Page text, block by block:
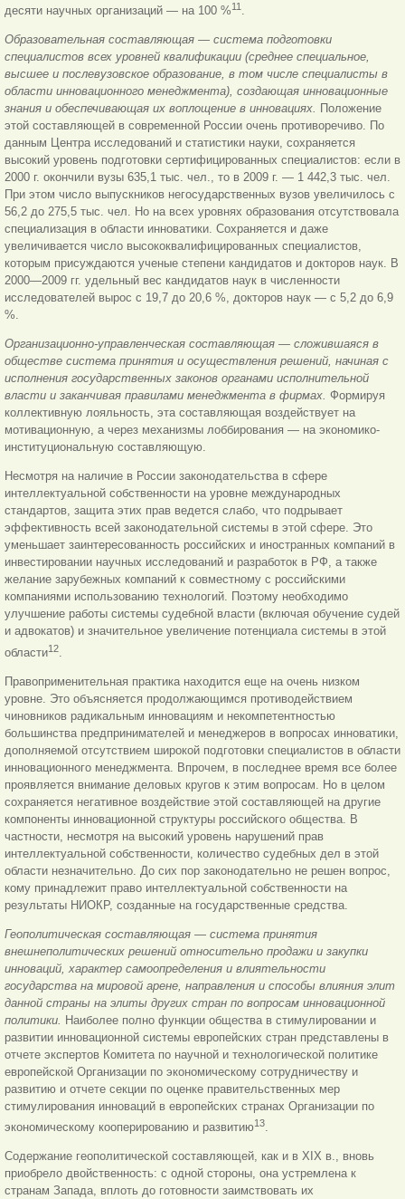
десяти научных организаций — на 100 %11 .
Образовательная составляющая — система подготовки
специалистов всех уровней квалификации (среднее специальное,
высшее и послевузовское образование, в том числе специалисты в
области инновационного менеджмента), создающая инновационные
знания и обеспечивающая их воплощение в инновациях. Положение
этой составляющей в современной России очень противоречиво. По
данным Центра исследований и статистики науки, сохраняется
высокий уровень подготовки сертифицированных специалистов: если в
2000 г. окончили вузы 635,1 тыс. чел., то в 2009 г. — 1 442,3 тыс. чел.
При этом число выпускников негосударственных вузов увеличилось с
56,2 до 275,5 тыс. чел. Но на всех уровнях образования отсутствовала
специализация в области инноватики. Сохраняется и даже
увеличивается число высококвалифицированных специалистов,
которым присуждаются ученые степени кандидатов и докторов наук. В
2000—2009 гг. удельный вес кандидатов наук в численности
исследователей вырос с 19,7 до 20,6 %, докторов наук — с 5,2 до 6,9
%.
Организационно-управленческая составляющая — сложившаяся в
обществе система принятия и осуществления решений, начиная с
исполнения государственных законов органами исполнительной
власти и заканчивая правилами менеджмента в фирмах. Формируя
коллективную лояльность, эта составляющая воздействует на
мотивационную, а через механизмы лоббирования — на экономико-
институциональную составляющую.
Несмотря на наличие в России законодательства в сфере
интеллектуальной собственности на уровне международных
стандартов, защита этих прав ведется слабо, что подрывает
эффективность всей законодательной системы в этой сфере. Это
уменьшает заинтересованность российских и иностранных компаний в
инвестировании научных исследований и разработок в РФ, а также
желание зарубежных компаний к совместному с российскими
компаниями использованию технологий. Поэтому необходимо
улучшение работы системы судебной власти (включая обучение судей
и адвокатов) и значительное увеличение потенциала системы в этой
области12
Правоприменительная практика находится еще на очень низком
уровне. Это объясняется продолжающимся противодействием
чиновников радикальным инновациям и некомпетентностью
большинства предпринимателей и менеджеров в вопросах инноватики,
дополняемой отсутствием широкой подготовки специалистов в области
инновационного менеджмента. Впрочем, в последнее время все более
проявляется внимание деловых кругов к этим вопросам. Но в целом
сохраняется негативное воздействие этой составляющей на другие
компоненты инновационной структуры российского общества. В
частности, несмотря на высокий уровень нарушений прав
интеллектуальной собственности, количество судебных дел в этой
области незначительно. До сих пор законодательно не решен вопрос,
кому принадлежит право интеллектуальной собственности на
результаты НИОКР, созданные на государственные средства.
Геополитическая составляющая — система принятия
внешнеполитических решений относительно продажи и закупки
инноваций, характер самоопределения и влиятельности
государства на мировой арене, направления и способы влияния элит
данной страны на элиты других стран по вопросам инновационной
политики. Наиболее полно функции общества в стимулировании и
развитии инновационной системы европейских стран представлены в
отчете экспертов Комитета по научной и технологической политике
европейской Организации по экономическому сотрудничеству и
развитию и отчете секции по оценке правительственных мер
стимулирования инноваций в европейских странах Организации по
экономическому кооперированию и развитию13.
Содержание геополитической составляющей, как и в XIX в., вновь
приобрело двойственность: с одной стороны, она устремлена к
странам Запада, вплоть до готовности заимствовать их